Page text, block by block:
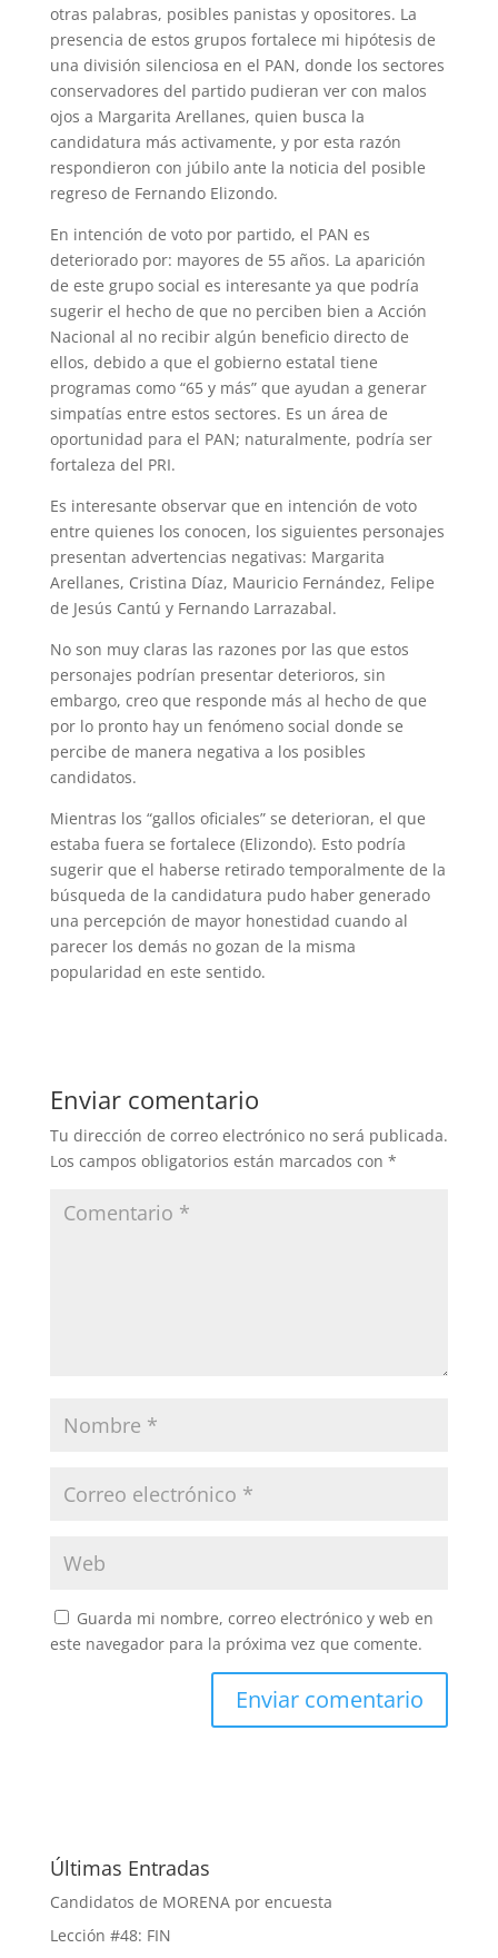
otras palabras, posibles panistas y opositores. La
presencia de estos grupos fortalece mi hipótesis de
una división silenciosa en el PAN, donde los sectores
conservadores del partido pudieran ver con malos
ojos a Margarita Arellanes, quien busca la
candidatura más activamente, y por esta razón
respondieron con júbilo ante la noticia del posible
regreso de Fernando Elizondo.
En intención de voto por partido, el PAN es
deteriorado por: mayores de 55 años. La aparición
de este grupo social es interesante ya que podría
sugerir el hecho de que no perciben bien a Acción
Nacional al no recibir algún beneficio directo de
ellos, debido a que el gobierno estatal tiene
programas como “65 y más” que ayudan a generar
simpatías entre estos sectores. Es un área de
oportunidad para el PAN; naturalmente, podría ser
fortaleza del PRI.
Es interesante observar que en intención de voto
entre quienes los conocen, los siguientes personajes
presentan advertencias negativas: Margarita
Arellanes, Cristina Díaz, Mauricio Fernández, Felipe
de Jesús Cantú y Fernando Larrazabal.
No son muy claras las razones por las que estos
personajes podrían presentar deterioros, sin
embargo, creo que responde más al hecho de que
por lo pronto hay un fenómeno social donde se
percibe de manera negativa a los posibles
candidatos.
Mientras los “gallos oficiales” se deterioran, el que
estaba fuera se fortalece (Elizondo). Esto podría
sugerir que el haberse retirado temporalmente de la
búsqueda de la candidatura pudo haber generado
una percepción de mayor honestidad cuando al
parecer los demás no gozan de la misma
popularidad en este sentido.
Enviar comentario
Tu dirección de correo electrónico no será publicada.
Los campos obligatorios están marcados con *
Guarda mi nombre, correo electrónico y web en
este navegador para la próxima vez que comente.
Últimas Entradas
Candidatos de MORENA por encuesta
Lección #48: FIN